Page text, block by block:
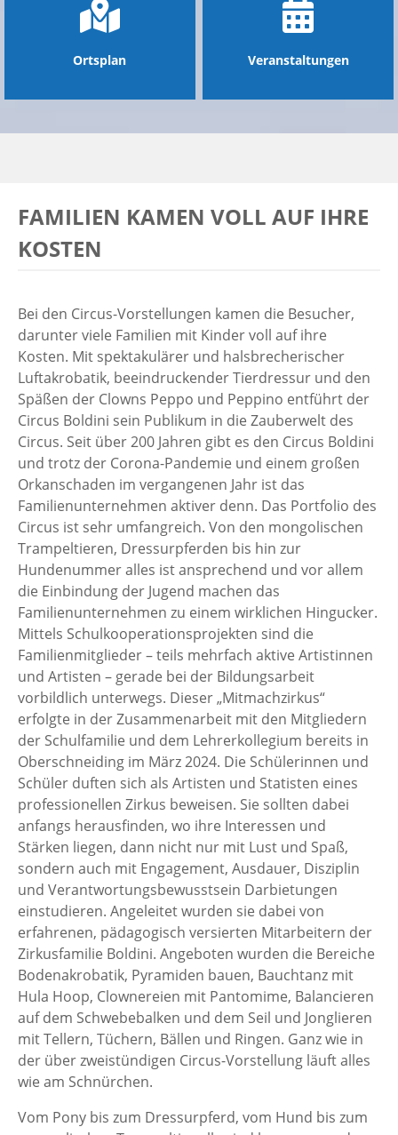
Ortsplan Veranstaltungen
FAMILIEN KAMEN VOLL AUF IHRE
KOSTEN
Bei den Circus-Vorstellungen kamen die Besucher,
darunter viele Familien mit Kinder voll auf ihre
Kosten. Mit spektakulärer und halsbrecherischer
Luftakrobatik, beeindruckender Tierdressur und den
Späßen der Clowns Peppo und Peppino entführt der
Circus Boldini sein Publikum in die Zauberwelt des
Circus. Seit über 200 Jahren gibt es den Circus Boldini
und trotz der Corona-Pandemie und einem großen
Orkanschaden im vergangenen Jahr ist das
Familienunternehmen aktiver denn. Das Portfolio des
Circus ist sehr umfangreich. Von den mongolischen
Trampeltieren, Dressurpferden bis hin zur
Hundenummer alles ist ansprechend und vor allem
die Einbindung der Jugend machen das
Familienunternehmen zu einem wirklichen Hingucker.
Mittels Schulkooperationsprojekten sind die
Familienmitglieder – teils mehrfach aktive Artistinnen
und Artisten – gerade bei der Bildungsarbeit
vorbildlich unterwegs. Dieser „Mitmachzirkus“
erfolgte in der Zusammenarbeit mit den Mitgliedern
der Schulfamilie und dem Lehrerkollegium bereits in
Oberschneiding im März 2024. Die Schülerinnen und
Schüler duften sich als Artisten und Statisten eines
professionellen Zirkus beweisen. Sie sollten dabei
anfangs herausfinden, wo ihre Interessen und
Stärken liegen, dann nicht nur mit Lust und Spaß,
sondern auch mit Engagement, Ausdauer, Disziplin
und Verantwortungsbewusstsein Darbietungen
einstudieren. Angeleitet wurden sie dabei von
erfahrenen, pädagogisch versierten Mitarbeitern der
Zirkusfamilie Boldini. Angeboten wurden die Bereiche
Bodenakrobatik, Pyramiden bauen, Bauchtanz mit
Hula Hoop, Clownereien mit Pantomime, Balancieren
auf dem Schwebebalken und dem Seil und Jonglieren
mit Tellern, Tüchern, Bällen und Ringen. Ganz wie in
der über zweistündigen Circus-Vorstellung läuft alles
wie am Schnürchen.
Vom Pony bis zum Dressurpferd, vom Hund bis zum